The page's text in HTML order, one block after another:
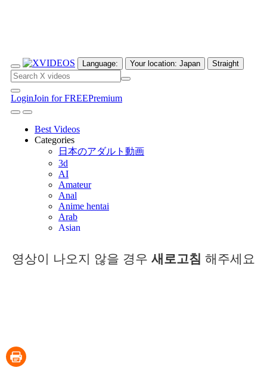
영상이 나오지 않을 경우 새로고침 해주세요